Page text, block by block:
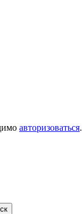
авторизоваться.